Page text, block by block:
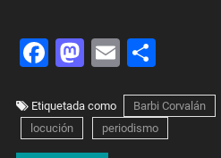
Facebook
Mastodon
EmailShare
Etiquetada como Barbi Corvalán
locución
periodismo